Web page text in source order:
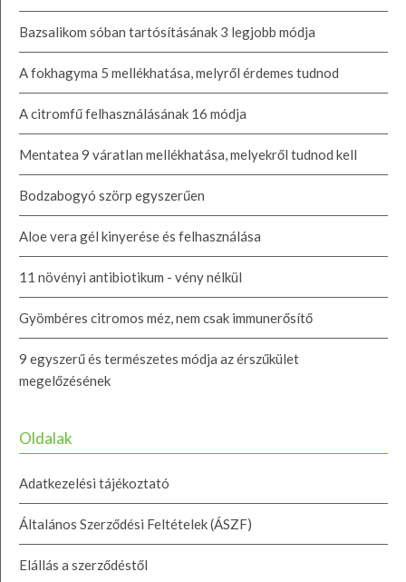
Bazsalikom sóban tartósításának 3 legjobb módja
A fokhagyma 5 mellékhatása, melyről érdemes tudnod
A citromfű felhasználásának 16 módja
Mentatea 9 váratlan mellékhatása, melyekről tudnod kell
Bodzabogyó szörp egyszerűen
Aloe vera gél kinyerése és felhasználása
11 növényi antibiotikum - vény nélkül
Gyömbéres citromos méz, nem csak immunerősítő
9 egyszerű és természetes módja az érszűkület
megelőzésének
Oldalak
Adatkezelési tájékoztató
Általános Szerződési Feltételek (ÁSZF)
Elállás a szerződéstől